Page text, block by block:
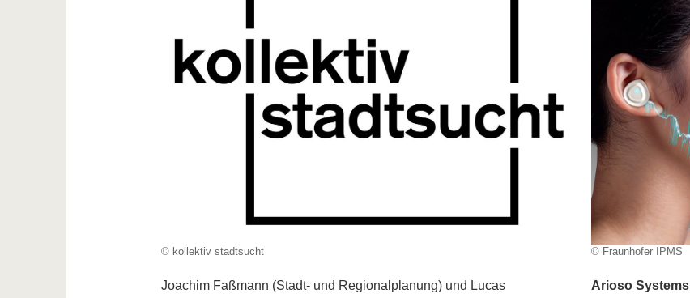
© kollektiv stadtsucht
Joachim Faßmann (Stadt- und Regionalplanung) und Lucas
© Fraunhofer IPMS
Arioso Systems